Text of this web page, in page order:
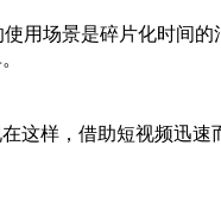
用场景是碎片化时间
样，借助短视频迅